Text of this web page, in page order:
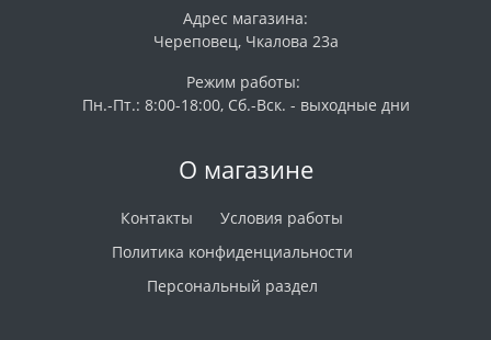
О магазине
Контакты
Условия работы
Политика конфиденциальности
Персональный раздел
Адрес магазина:
Череповец, Чкалова 23а
Режим работы:
Пн.-Пт.: 8:00-18:00, Сб.-Вск. - выходные дни